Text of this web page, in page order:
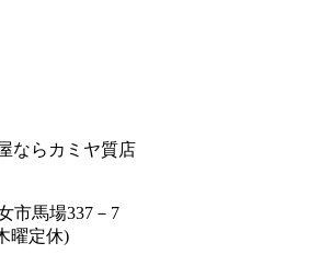
市馬場337－7
曜定休)